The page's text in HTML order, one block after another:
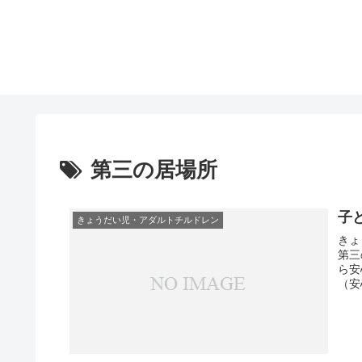
第三の居場所
きょうだい児・アダルトチルドレン 子
き
第
ら
（